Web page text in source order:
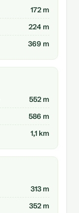
172 m
224 m
369 m
552 m
586 m
1,1 km
313 m
352 m